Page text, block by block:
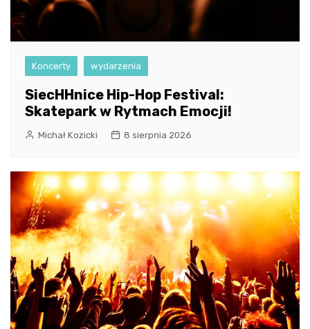
Koncerty wydarzenia
SiecHHnice Hip-Hop Festival:
Skatepark w Rytmach Emocji!
Michał Kozicki 8 sierpnia 2026